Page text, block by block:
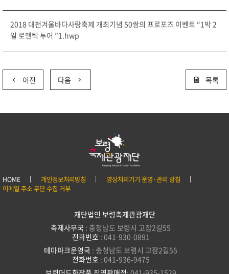
2018 대천겨울바다사랑축제 개최기념 50쌍의 프로포즈 이벤트 “1박 2
일 로맨틱 투어 ”1.hwp
이전 다음 목록
HOME 개인정보처리방침
영상처리기기 운영·관리 방침
이메일 주소 무단 수집 거부
재단법인 보령축제관광재단
축제사무국 : 충청남도 보령시 고잠2길55
전화번호 : 041-930-0891
테마파크운영국 : 충청남도 보령시 고잠2길55
전화번호 : 041-936-9475